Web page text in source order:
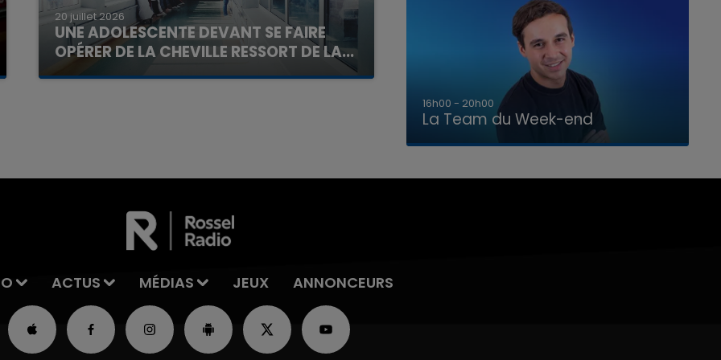
20 juillet 2026
UNE ADOLESCENTE DEVANT SE FAIRE
OPÉRER DE LA CHEVILLE RESSORT DE LA...
La famille a porté plainte contre la clinique qui a
7h00 - 12h00
La Team du Week-end
ACTUS MÉDIAS JEUX ANNONCEURS